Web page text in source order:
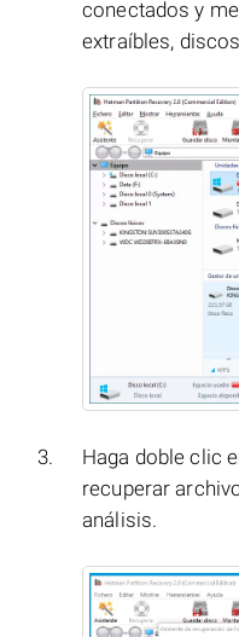
conectados y
extraíbles,
Haga doble clic
recuperar
análisis.